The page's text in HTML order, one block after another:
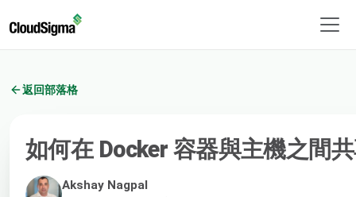
返回部落格
如何在 Docker 容器與主機之間
Akshay Nagpal